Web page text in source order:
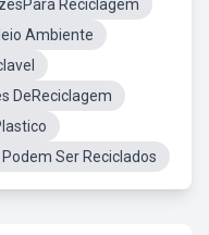
Reciclagem
Ambiente
DeReciclagem
Ser Reciclados